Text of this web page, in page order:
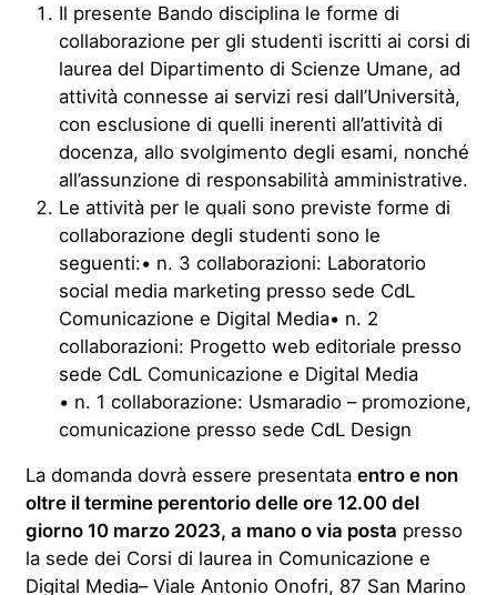
Il presente Bando disciplina le forme di
collaborazione per gli studenti iscritti ai corsi di
laurea del Dipartimento di Scienze Umane, ad
attività connesse ai servizi resi dall’Università,
con esclusione di quelli inerenti all’attività di
docenza, allo svolgimento degli esami, nonché
all’assunzione di responsabilità amministrative.
Le attività per le quali sono previste forme di
collaborazione degli studenti sono le
seguenti:• n. 3 collaborazioni: Laboratorio
social media marketing presso sede CdL
Comunicazione e Digital Media• n. 2
collaborazioni: Progetto web editoriale presso
sede CdL Comunicazione e Digital Media
• n. 1 collaborazione: Usmaradio – promozione,
comunicazione presso sede CdL Design
La domanda dovrà essere presentata entro e non
oltre il termine perentorio delle ore 12.00 del
giorno 10 marzo 2023, a mano o via posta presso
la sede dei Corsi di laurea in Comunicazione e
Digital Media– Viale Antonio Onofri, 87 San Marino